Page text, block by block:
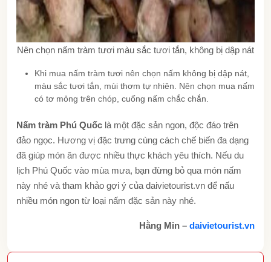
Nên chọn nấm tràm tươi màu sắc tươi tắn, không bị dập nát
Khi mua nấm tràm tươi nên chọn nấm không bị dập nát,
màu sắc tươi tắn, mùi thơm tự nhiên. Nên chọn mua nấm
có tơ mỏng trên chóp, cuống nấm chắc chắn.
Nấm tràm Phú Quốc là một đặc sản ngon, độc đáo trên
đảo ngọc. Hương vị đặc trưng cùng cách chế biến đa dạng
đã giúp món ăn được nhiều thực khách yêu thích. Nếu du
lịch Phú Quốc vào mùa mưa, bạn đừng bỏ qua món nấm
này nhé và tham khảo gợi ý của daivietourist.vn để nấu
nhiều món ngon từ loại nấm đặc sản này nhé.
Hằng Min – daivietourist.vn